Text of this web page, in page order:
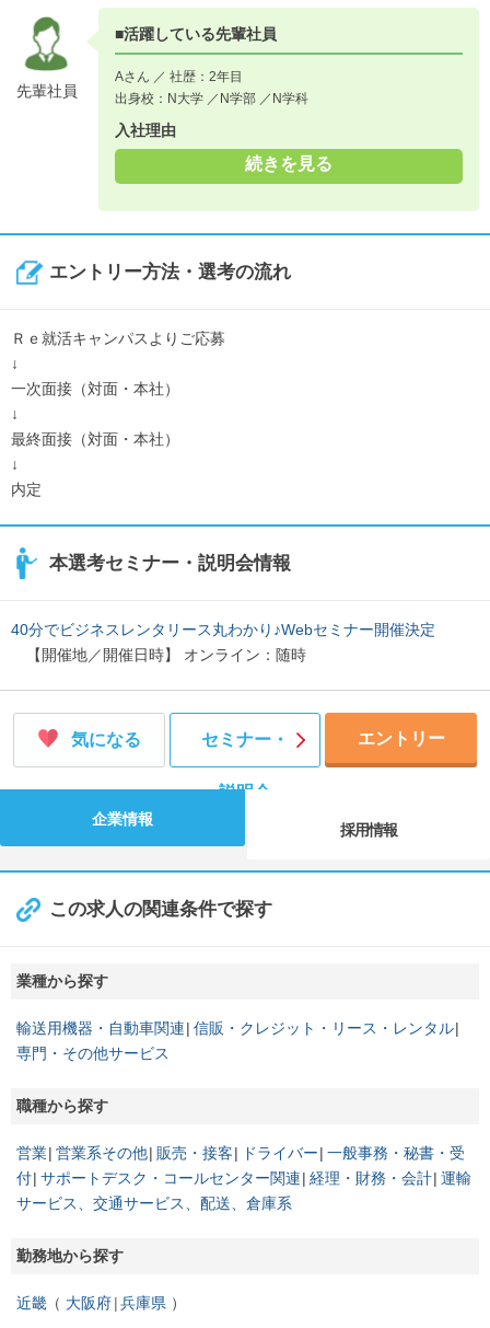
先輩社員
■活躍している先輩社員
Aさん ／ 社歴：2年目
出身校：N大学 ／N学部 ／N学科
入社理由
続きを見る
エントリー方法・選考の流れ
Ｒｅ就活キャンパスよりご応募
↓
一次面接（対面・本社）
↓
最終面接（対面・本社）
↓
内定
本選考セミナー・説明会情報
40分でビジネスレンタリース丸わかり♪Webセミナー開催決定
【開催地／開催日時】 オンライン：随時
気になる セミナー・
説明会
エントリー
企業情報
採用情報
この求人の関連条件で探す
業種から探す
輸送用機器・自動車関連 信販・クレジット・リース・レンタル
専門・その他サービス
職種から探す
営業 営業系その他 販売・接客 ドライバー 一般事務・秘書・受
付 サポートデスク・コールセンター関連 経理・財務・会計 運輸
サービス、交通サービス、配送、倉庫系
勤務地から探す
近畿 大阪府 兵庫県